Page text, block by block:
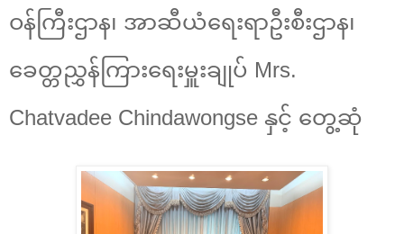
ဝန်ကြီးဌာန၊ အာဆီယံရေးရာဦးစီးဌာန၊
ခေတ္တညွှန်ကြားရေးမှူးချုပ် Mrs.
Chatvadee Chindawongse နှင့် တွေ့ဆုံ